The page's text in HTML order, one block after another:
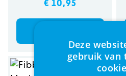
€ 10,95
Deze
gebruik van